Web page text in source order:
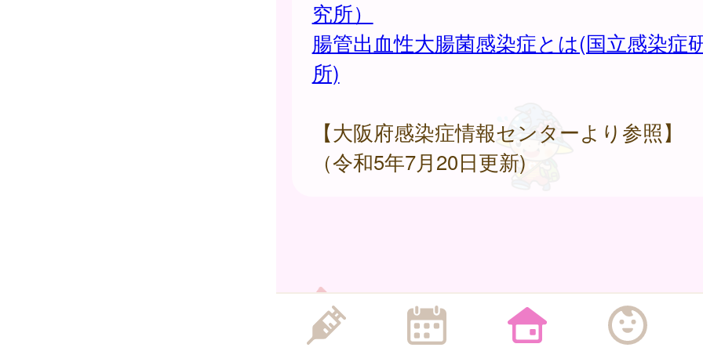
究所）
腸管出血性大腸菌感染症とは(国立感染症
所)
【大阪府感染症情報センターより参照】
（令和5年7月20日更新)